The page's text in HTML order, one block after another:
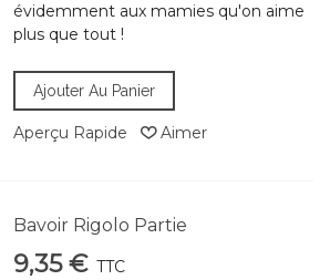
évidemment aux mamies qu'on aime
plus que tout !
Ajouter Au Panier
Aperçu Rapide Aimer
Bavoir Rigolo Partie
9,35 € TTC